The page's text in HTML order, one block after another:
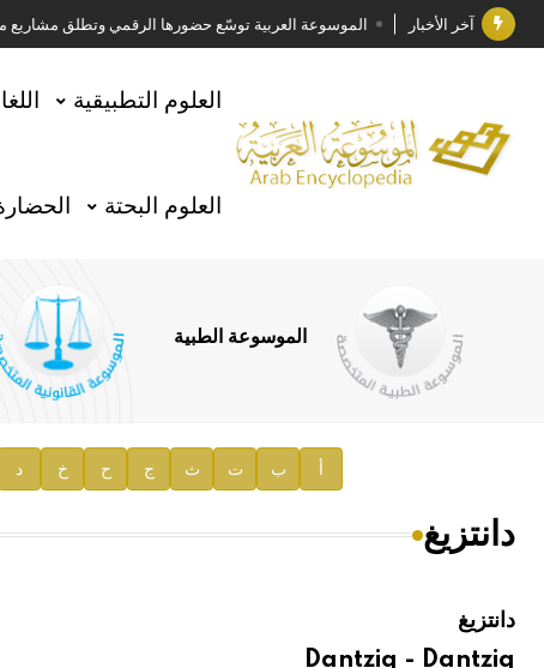
آخر الأخبار الموسوعة العربية توسّع حضورها الرقمي وتطلق مشاريع
جائزة مجمع الملك سلمان العالمي للغة العربية 2025
الأستاذ إياد خالد الطباع مدير عام لهيئة الموسوعة العربية
السيد محمد ياسين صالح وزيرا للثقافة
توصيات مجلس الإدارة
صدور المجلد السابع من موسوعة الآثار في سورية
إعلان..
العلوم التطبيقية
العلوم البحتة
الموسوعة الطبية
أ ب ت ث ج ح خ د
دانتزيغ
دانتزيغ
Dantzig - Dantzig